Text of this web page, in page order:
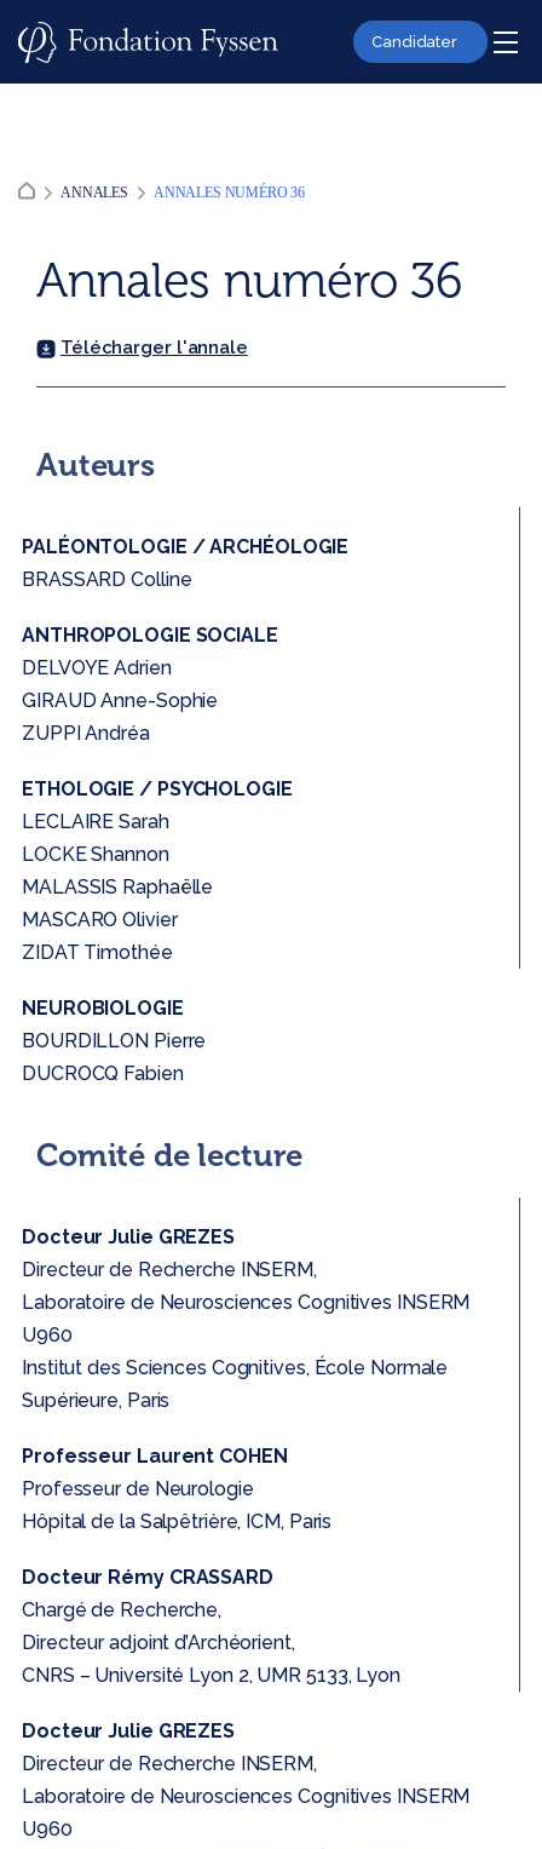
Candidater
ANNALES ANNALES NUMÉRO 36
Annales numéro 36
Télécharger l'annale
Auteurs
PALÉONTOLOGIE / ARCHÉOLOGIE
BRASSARD Colline
ANTHROPOLOGIE SOCIALE
DELVOYE Adrien
GIRAUD Anne-Sophie
ZUPPI Andréa
ETHOLOGIE / PSYCHOLOGIE
LECLAIRE Sarah
LOCKE Shannon
MALASSIS Raphaëlle
MASCARO Olivier
ZIDAT Timothée
NEUROBIOLOGIE
BOURDILLON Pierre
DUCROCQ Fabien
Comité de lecture
Docteur Julie GREZES
Directeur de Recherche INSERM,
Laboratoire de Neurosciences Cognitives INSERM
U960
Institut des Sciences Cognitives, École Normale
Supérieure, Paris
Professeur Laurent COHEN
Professeur de Neurologie
Hôpital de la Salpêtrière, ICM, Paris
Docteur Rémy CRASSARD
Chargé de Recherche,
Directeur adjoint d’Archéorient,
CNRS – Université Lyon 2, UMR 5133, Lyon
Docteur Julie GREZES
Directeur de Recherche INSERM,
Laboratoire de Neurosciences Cognitives INSERM
U960